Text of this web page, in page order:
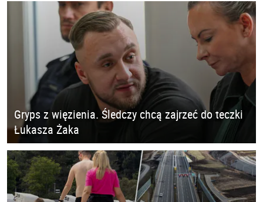
Gryps z więzienia. Śledczy chcą zajrzeć do teczki
Łukasza Żaka